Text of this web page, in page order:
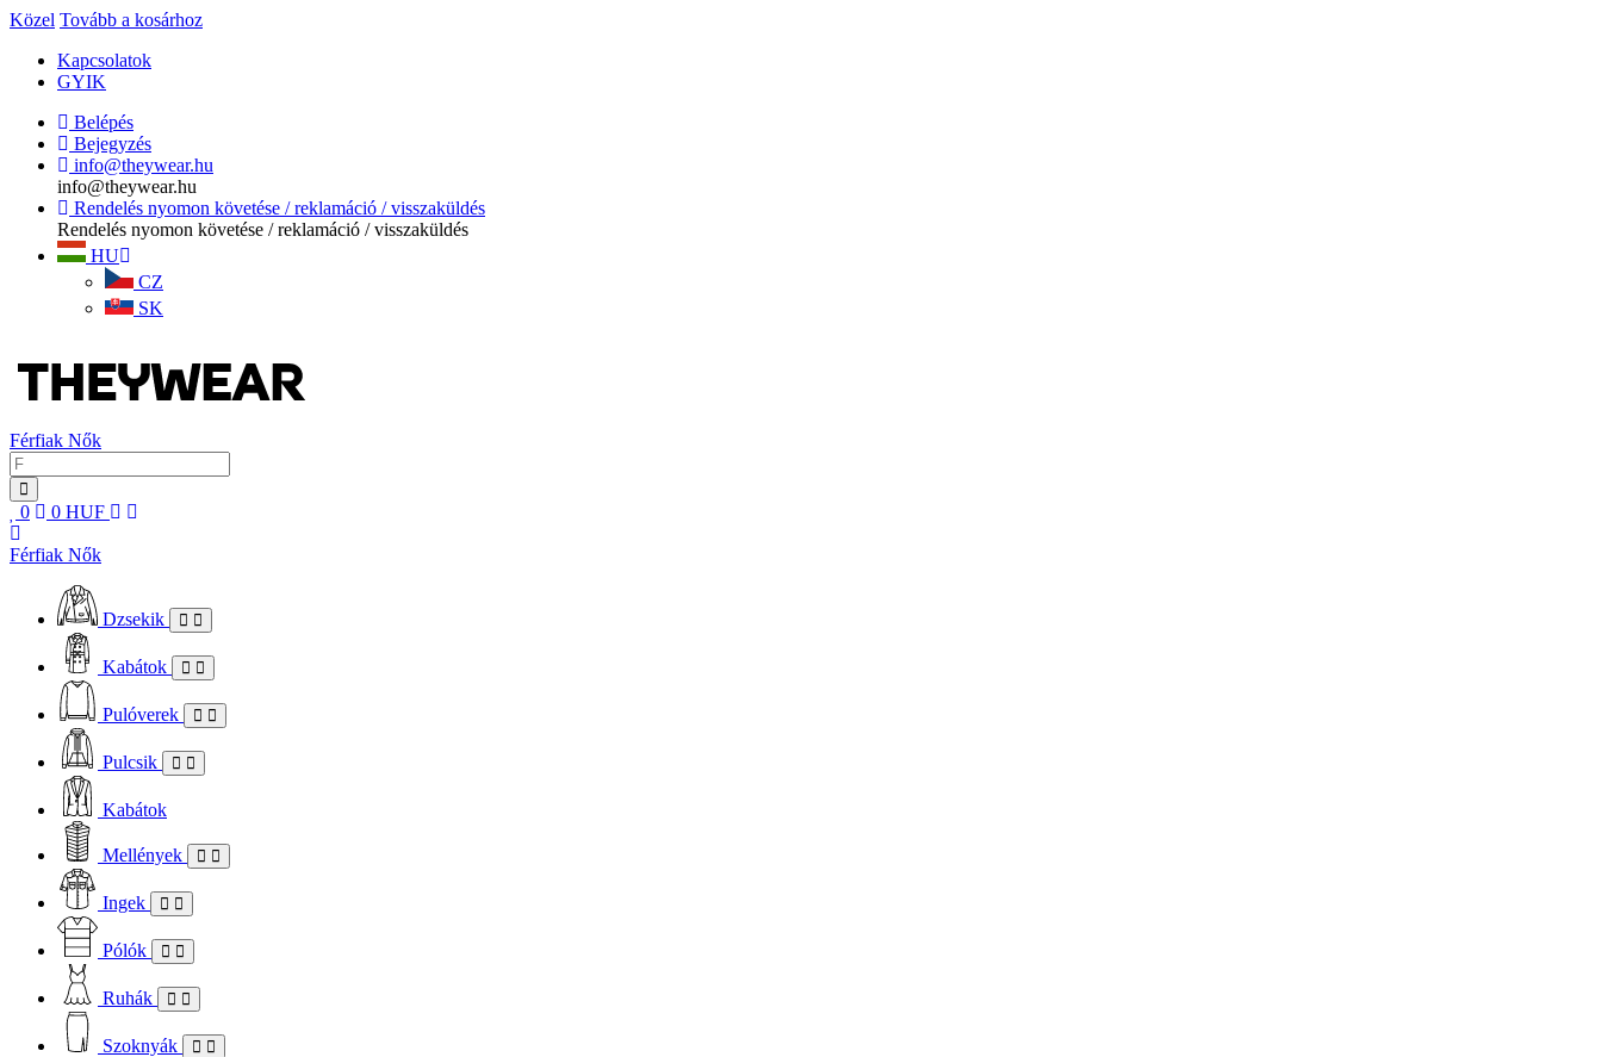
Közel Tovább a kosárhoz
Kapcsolatok
GYIK
Belépés
Bejegyzés
info@theywear.hu
info@theywear.hu
Rendelés nyomon követése / reklamáció / visszaküldés
Rendelés nyomon követése / reklamáció / visszaküldés
HU
CZ
SK
Férfiak Nők
0 0 HUF
Férfiak Nők
Dzsekik
Kabátok
Pulóverek
Pulcsik
Kabátok
Mellények
Ingek
Pólók
Ruhák
Szoknyák